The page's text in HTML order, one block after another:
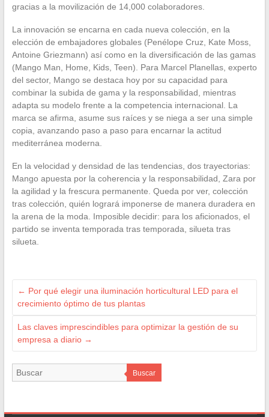
gracias a la movilización de 14,000 colaboradores.
La innovación se encarna en cada nueva colección, en la
elección de embajadores globales (Penélope Cruz, Kate Moss,
Antoine Griezmann) así como en la diversificación de las gamas
(Mango Man, Home, Kids, Teen). Para Marcel Planellas, experto
del sector, Mango se destaca hoy por su capacidad para
combinar la subida de gama y la responsabilidad, mientras
adapta su modelo frente a la competencia internacional. La
marca se afirma, asume sus raíces y se niega a ser una simple
copia, avanzando paso a paso para encarnar la actitud
mediterránea moderna.
En la velocidad y densidad de las tendencias, dos trayectorias:
Mango apuesta por la coherencia y la responsabilidad, Zara por
la agilidad y la frescura permanente. Queda por ver, colección
tras colección, quién logrará imponerse de manera duradera en
la arena de la moda. Imposible decidir: para los aficionados, el
partido se inventa temporada tras temporada, silueta tras
silueta.
← Por qué elegir una iluminación horticultural LED para el
crecimiento óptimo de tus plantas
Las claves imprescindibles para optimizar la gestión de su
empresa a diario →
Buscar